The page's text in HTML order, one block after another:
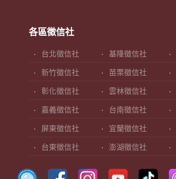
各區徵信社
台北徵信社 基隆徵信社
新竹徵信社 苗栗徵信社
彰化徵信社 雲林徵信社
嘉義徵信社 台南徵信社
屏東徵信社 宜蘭徵信社
台東徵信社 澎湖徵信社